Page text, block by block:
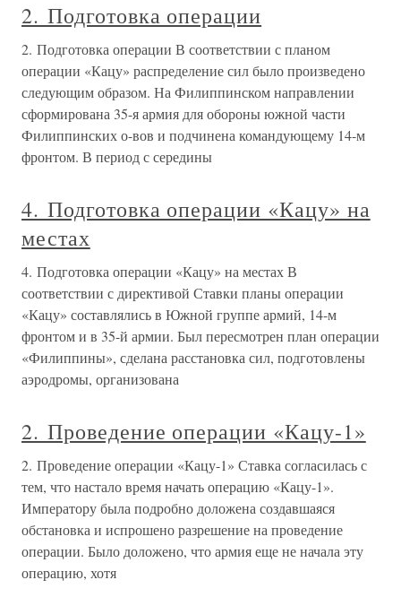
2. Подготовка операции
2. Подготовка операции В соответствии с планом
операции «Кацу» распределение сил было произведено
следующим образом. На Филиппинском направлении
сформирована 35-я армия для обороны южной части
Филиппинских о-вов и подчинена командующему 14-м
фронтом. В период с середины
4. Подготовка операции «Кацу» на
местах
4. Подготовка операции «Кацу» на местах В
соответствии с директивой Ставки планы операции
«Кацу» составлялись в Южной группе армий, 14-м
фронтом и в 35-й армии. Был пересмотрен план операции
«Филиппины», сделана расстановка сил, подготовлены
аэродромы, организована
2. Проведение операции «Кацу-1»
2. Проведение операции «Кацу-1» Ставка согласилась с
тем, что настало время начать операцию «Кацу-1».
Императору была подробно доложена создавшаяся
обстановка и испрошено разрешение на проведение
операции. Было доложено, что армия еще не начала эту
операцию, хотя